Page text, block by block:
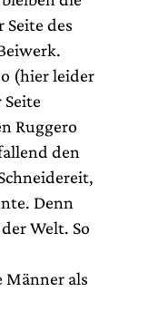
des
(hier leider
Ruggero
den
Denn
Welt. So
Männer als